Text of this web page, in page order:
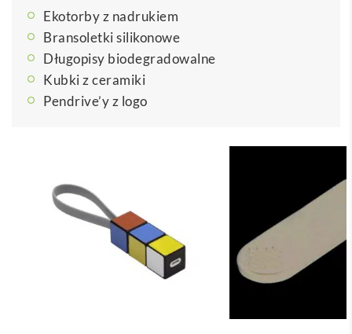
Ekotorby z nadrukiem
Bransoletki silikonowe
Długopisy biodegradowalne
Kubki z ceramiki
Pendrive’y z logo